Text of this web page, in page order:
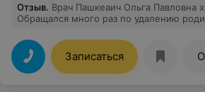
Отзыв. Врач Пашкеаич Ольга Павловна
Обращался много раз по удалению
Всегда лает грамотные рекомендации
послеоперационный период. Ставлю 10
Записаться